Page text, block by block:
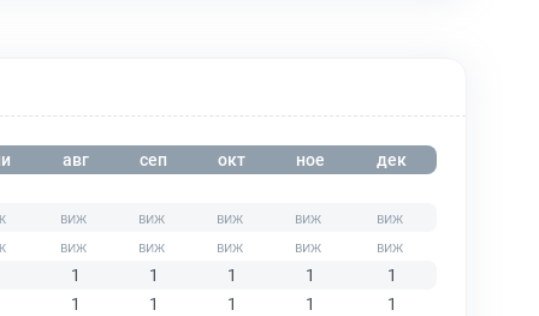
авг сеп окт ное дек
1 1 1 1
1
1
1 1 1 1